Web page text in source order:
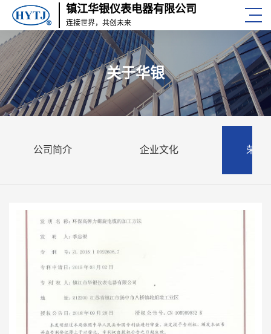
镇江华银仪表电器有限公司
连接世界，共创未来
关于华银
公司简介 企业文化 荣誉